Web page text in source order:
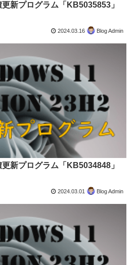
新プログラム「KB5035853」
2024.03.16 Blog Admin
新プログラム「KB5034848」
2024.03.01 Blog Admin